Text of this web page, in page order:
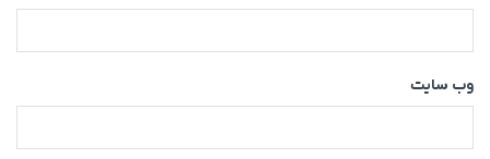
وب‌ سایت